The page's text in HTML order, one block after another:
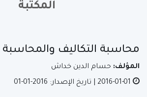
المكتبة
محاسبة التكاليف والمحاسبة
المؤلف: حسام الدين خداش
2016-01-01
| تاريخ الإصدار: 2016-01-01